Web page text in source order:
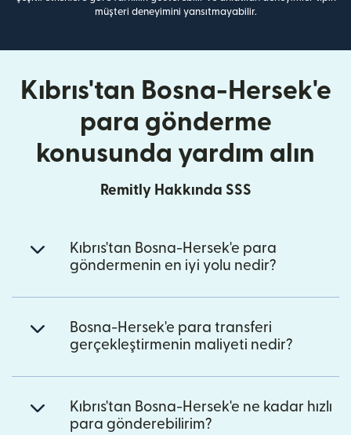
müşteri deneyimini yansıtmayabilir.
Kıbrıs'tan Bosna-Hersek'e
para gönderme
konusunda yardım alın
Remitly Hakkında SSS
Kıbrıs'tan Bosna-Hersek'e para
göndermenin en iyi yolu nedir?
Bosna-Hersek'e para transferi
gerçekleştirmenin maliyeti nedir?
Kıbrıs'tan Bosna-Hersek'e ne kadar hızlı
para gönderebilirim?